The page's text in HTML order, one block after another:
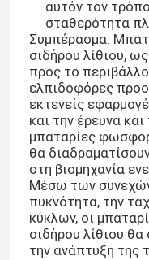
Σχετικά με εμάς
Γύρος
Ποιοτικός έλεγχος
επαφή
αυτόν τον
σταθερότητα
Συμπέρασμα:
σιδήρου λίθιου,
προς το
ελπιδοφόρες
εκτενείς
και την έρευνα
μπαταρίες
θα
στη βιομηχανία
Μέσω των
πυκνότητα, την
κύκλων, οι
σιδήρου λίθιου
την ανάπτυξη της